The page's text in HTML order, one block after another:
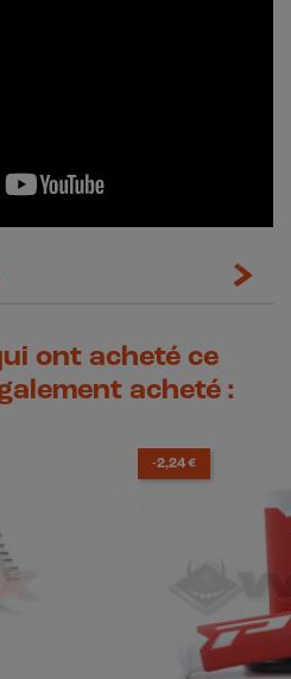
ont acheté ce
acheté :
-2,24 €